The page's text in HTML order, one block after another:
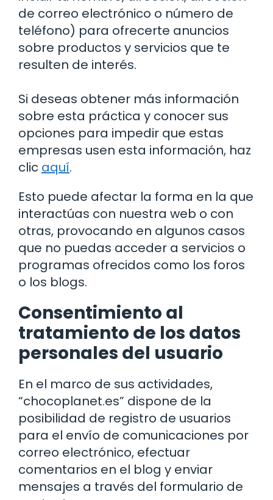
de correo electrónico o número de
teléfono) para ofrecerte anuncios
sobre productos y servicios que te
resulten de interés.
Si deseas obtener más información
sobre esta práctica y conocer sus
opciones para impedir que estas
empresas usen esta información, haz
clic aquí.
Esto puede afectar la forma en la que
interactúas con nuestra web o con
otras, provocando en algunos casos
que no puedas acceder a servicios o
programas ofrecidos como los foros
o los blogs.
Consentimiento al
tratamiento de los datos
personales del usuario
En el marco de sus actividades,
“chocoplanet.es” dispone de la
posibilidad de registro de usuarios
para el envío de comunicaciones por
correo electrónico, efectuar
comentarios en el blog y enviar
mensajes a través del formulario de